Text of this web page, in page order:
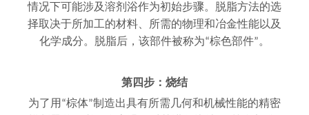
情况下可能涉及溶剂浴作为初始步骤。脱脂方法的选
择取决于所加工的材料、所需的物理和冶金性能以及
化学成分。脱脂后，该部件被称为“棕色部件”。
第四步：烧结
为了用“棕体”制造出具有所需几何和机械性能的精密